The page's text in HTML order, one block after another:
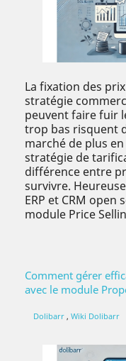
La fixation des
stratégie
peuvent faire fuir
trop bas risquent
marché de plus
stratégie de
différence entre
survivre.
ERP et CRM open
module Price
Comment gérer
avec le module
Dolibarr , Wiki Dolibarr